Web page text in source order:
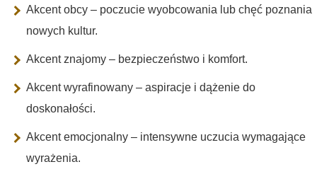
Akcent obcy – poczucie wyobcowania lub chęć poznania
nowych kultur.
Akcent znajomy – bezpieczeństwo i komfort.
Akcent wyrafinowany – aspiracje i dążenie do
doskonałości.
Akcent emocjonalny – intensywne uczucia wymagające
wyrażenia.